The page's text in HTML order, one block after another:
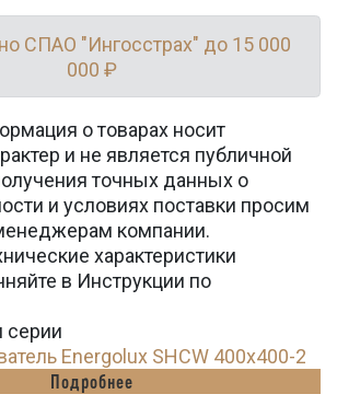
СПАО "Ингосстрах" до 15 000
000 ₽
о товарах носит
и не является публичной
точных данных о
и условиях поставки просим
компании.
характеристики
в Инструкции по
серии
Energolux SHCW 400x400-2
Подробнее